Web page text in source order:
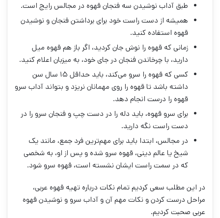
طبق آداب نوشیدن سه فنجان قهوه در مجالس رایج است.
همیشه از دست راست خود برای برداشتن فنجان و نوشیدن
قهوه استفاده کنید.
زمانی که قهوه را نوش جان کردید، اگر باز هم قهوه میل
دارید، با چرخاندن فنجان در جای خود، به میزبان اعلام کنید.
کسی که قهوه را سرو می‌کند، باید حداقل ۱۵ سال سن
داشته باشد تا قهوه را روی مهمانان نریزد و بتواند آداب سرو
قهوه را درست انجام دهد.
برای سرو قهوه، باید دله را در دست چپ و فنجان سرو را در
دست راست نگه دارید.
در مجالس، ابتدا باید برای مهم‌ترین فرد جمع، مانند یک
شیخ یا عالم دینی، قهوه سرو ‌شده و پس از او، به شخصی
که در سمت راست ایشان نشسته است، قهوه سرو شود.
در این مطلب سعی کردیم تمام نکات درباره تهیه قهوه عربی،
مراحل درست کردن و نکات مهم آن و آداب سرو و نوشیدن قهوه
عربی صحبت کردیم.